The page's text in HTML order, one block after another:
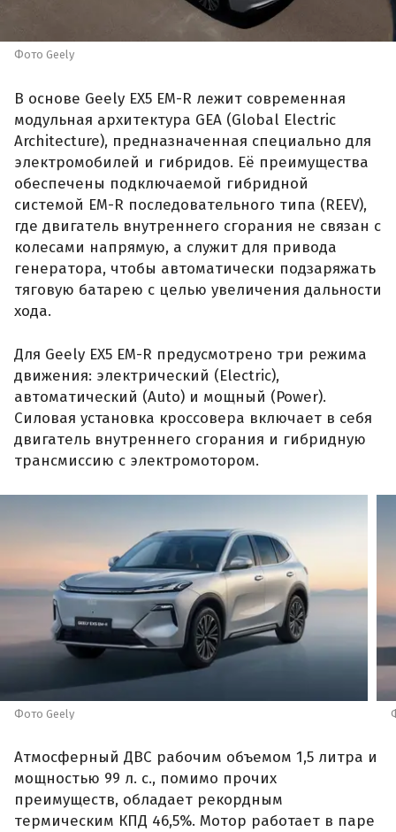
Фото Geely
В основе Geely EX5 EM-R лежит современная
модульная архитектура GEA (Global Electric
Architecture), предназначенная специально для
электромобилей и гибридов. Её преимущества
обеспечены подключаемой гибридной
системой EM-R последовательного типа (REEV),
где двигатель внутреннего сгорания не связан с
колесами напрямую, а служит для привода
генератора, чтобы автоматически подзаряжать
тяговую батарею с целью увеличения дальности
хода.
Для Geely EX5 EM-R предусмотрено три режима
движения: электрический (Electric),
автоматический (Auto) и мощный (Power).
Силовая установка кроссовера включает в себя
двигатель внутреннего сгорания и гибридную
трансмиссию с электромотором.
Фото Geely
Атмосферный ДВС рабочим объемом 1,5 литра и
мощностью 99 л. с., помимо прочих
преимуществ, обладает рекордным
термическим КПД 46,5%. Мотор работает в паре